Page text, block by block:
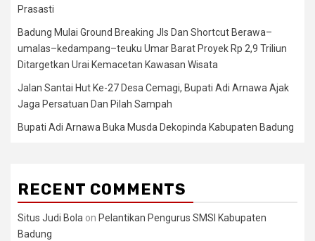
Prasasti
Badung Mulai Ground Breaking Jls Dan Shortcut Berawa–
umalas–kedampang–teuku Umar Barat Proyek Rp 2,9 Triliun
Ditargetkan Urai Kemacetan Kawasan Wisata
Jalan Santai Hut Ke-27 Desa Cemagi, Bupati Adi Arnawa Ajak
Jaga Persatuan Dan Pilah Sampah
Bupati Adi Arnawa Buka Musda Dekopinda Kabupaten Badung
RECENT COMMENTS
Situs Judi Bola on Pelantikan Pengurus SMSI Kabupaten
Badung